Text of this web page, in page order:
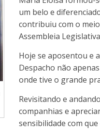
um belo e
contribuiu com o
Assembleia
Hoje se aposentou e
Despacho não
onde tive o grande
Revisitando e
companhias e
sensibilidade com